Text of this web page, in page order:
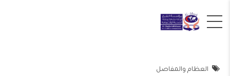
العظام والمفاصل